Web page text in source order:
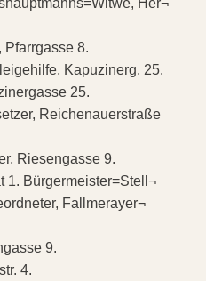
Her¬
8.
Kapuzinerg. 25.
25.
Reichenauerstraße
Riesengasse 9.
1. Bürgermeister=Stell¬
Fallmerayer¬
9.
4.